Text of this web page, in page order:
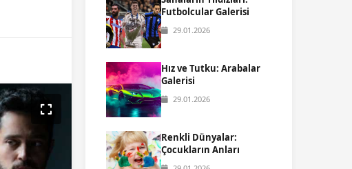
Futbolcular Galerisi
29.01.2026
Hız ve Tutku: Arabalar
Galerisi
29.01.2026
Renkli Dünyalar:
Çocukların Anları